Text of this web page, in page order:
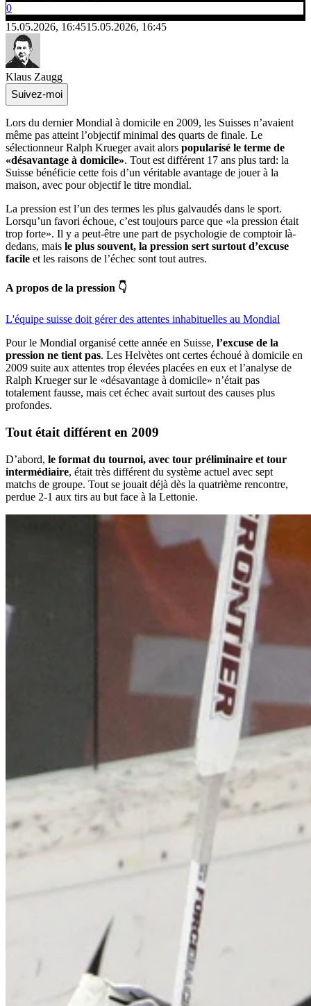
0
15.05.2026, 16:4515.05.2026, 16:45
Klaus Zaugg
Suivez-moi
Lors du dernier Mondial à domicile en 2009, les Suisses n’avaient
même pas atteint l’objectif minimal des quarts de finale. Le
sélectionneur Ralph Krueger avait alors popularisé le terme de
«désavantage à domicile». Tout est différent 17 ans plus tard: la
Suisse bénéficie cette fois d’un véritable avantage de jouer à la
maison, avec pour objectif le titre mondial.
La pression est l’un des termes les plus galvaudés dans le sport.
Lorsqu’un favori échoue, c’est toujours parce que «la pression était
trop forte». Il y a peut-être une part de psychologie de comptoir là-
dedans, mais le plus souvent, la pression sert surtout d’excuse
facile et les raisons de l’échec sont tout autres.
A propos de la pression 👇
L'équipe suisse doit gérer des attentes inhabituelles au Mondial
Pour le Mondial organisé cette année en Suisse, l’excuse de la
pression ne tient pas. Les Helvètes ont certes échoué à domicile en
2009 suite aux attentes trop élevées placées en eux et l’analyse de
Ralph Krueger sur le «désavantage à domicile» n’était pas
totalement fausse, mais cet échec avait surtout des causes plus
profondes.
Tout était différent en 2009
D’abord, le format du tournoi, avec tour préliminaire et tour
intermédiaire, était très différent du système actuel avec sept
matchs de groupe. Tout se jouait déjà dès la quatrième rencontre,
perdue 2-1 aux tirs au but face à la Lettonie.